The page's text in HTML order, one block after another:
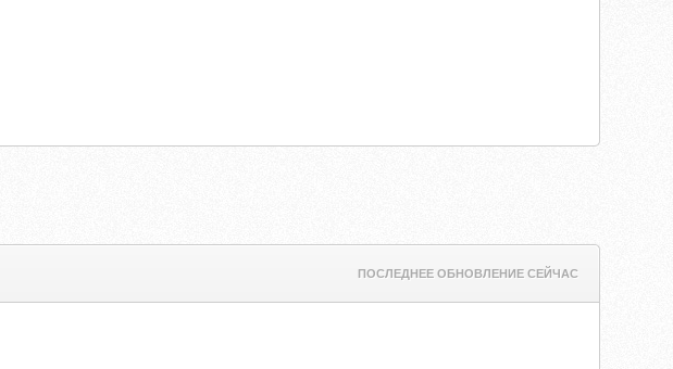
ПОСЛЕДНЕЕ ОБНОВЛЕНИЕ СЕЙЧАС